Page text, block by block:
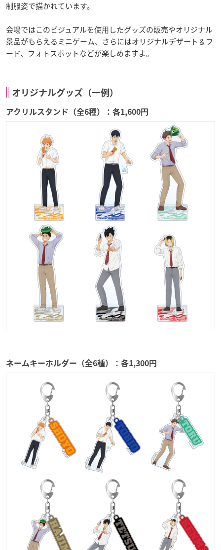
制服姿で描かれています。
会場ではこのビジュアルを使用したグッズの販売やオリジナル
景品がもらえるミニゲーム、さらにはオリジナルデザート＆フ
ード、フォトスポットなどが楽しめますよ。
オリジナルグッズ（一例）
アクリルスタンド（全6種）：各1,600円
ネームキーホルダー（全6種）：各1,300円